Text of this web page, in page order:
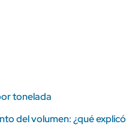
tonelada
del volumen: ¿qué explicó